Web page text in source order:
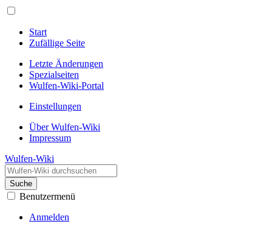
Start
Zufällige Seite
Letzte Änderungen
Spezialseiten
Wulfen-Wiki-Portal
Einstellungen
Über Wulfen-Wiki
Impressum
Wulfen-Wiki
Suche
Benutzermenü
Anmelden